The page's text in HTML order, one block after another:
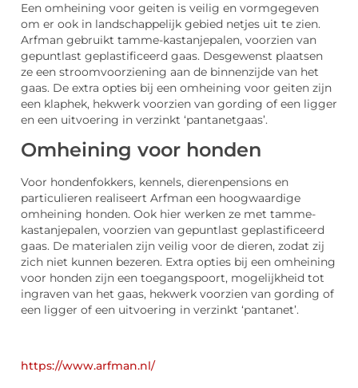
Een omheining voor geiten is veilig en vormgegeven
om er ook in landschappelijk gebied netjes uit te zien.
Arfman gebruikt tamme-kastanjepalen, voorzien van
gepuntlast geplastificeerd gaas. Desgewenst plaatsen
ze een stroomvoorziening aan de binnenzijde van het
gaas. De extra opties bij een omheining voor geiten zijn
een klaphek, hekwerk voorzien van gording of een ligger
en een uitvoering in verzinkt ‘pantanetgaas’.
Omheining voor honden
Voor hondenfokkers, kennels, dierenpensions en
particulieren realiseert Arfman een hoogwaardige
omheining honden. Ook hier werken ze met tamme-
kastanjepalen, voorzien van gepuntlast geplastificeerd
gaas. De materialen zijn veilig voor de dieren, zodat zij
zich niet kunnen bezeren. Extra opties bij een omheining
voor honden zijn een toegangspoort, mogelijkheid tot
ingraven van het gaas, hekwerk voorzien van gording of
een ligger of een uitvoering in verzinkt ‘pantanet’.
https://www.arfman.nl/